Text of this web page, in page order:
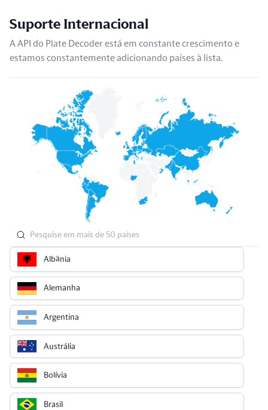
Suporte Internacional
A API do Plate Decoder está em constante crescimento e
estamos constantemente adicionando países à lista.
Albânia
Alemanha
Argentina
Austrália
Bolívia
Brasil